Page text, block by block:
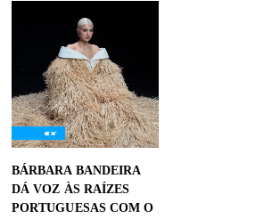
BÁRBARA BANDEIRA
DÁ VOZ ÀS RAÍZES
PORTUGUESAS COM O